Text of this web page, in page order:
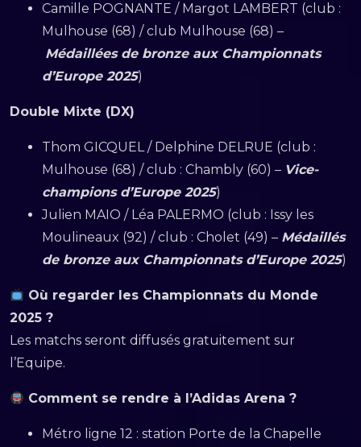
Camille POGNANTE / Margot LAMBERT (club :
Mulhouse (68) / club Mulhouse (68) –
Médaillées de bronze aux Championnats
d’Europe 2025)
Double Mixte (DX)
Thom GICQUEL / Delphine DELRUE (club :
Mulhouse (68) / club : Chambly (60) – Vice-
champions d’Europe 2025)
Julien MAIO / Léa PALERMO (club : Issy les
Moulineaux (92) / club : Cholet (49) – Médaillés
de bronze aux Championnats d’Europe 2025)
Où regarder les Championnats du Monde
2025 ?
Les matchs seront diffusés gratuitement sur
l’Equipe.
Comment se rendre à l’Adidas Arena ?
Métro ligne 12 : station Porte de la Chapelle